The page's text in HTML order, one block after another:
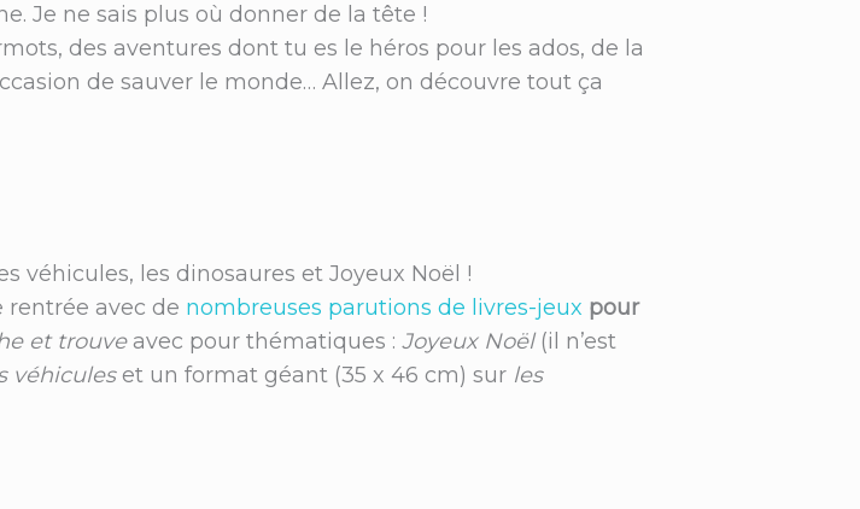
Je ne sais plus où donner de la tête !
des aventures dont tu es le héros pour les ados, de la
de sauver le monde… Allez, on découvre tout ça
véhicules, les dinosaures et Joyeux Noël !
rentrée avec de nombreuses parutions de livres-jeux pour
et trouveavec pour thématiques : Joyeux Noël(il n’est
véhiculeset un format géant (35 x 46 cm) sur les